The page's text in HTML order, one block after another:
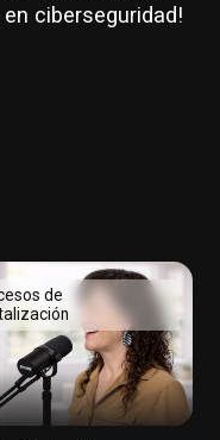
ciberseguridad!
de